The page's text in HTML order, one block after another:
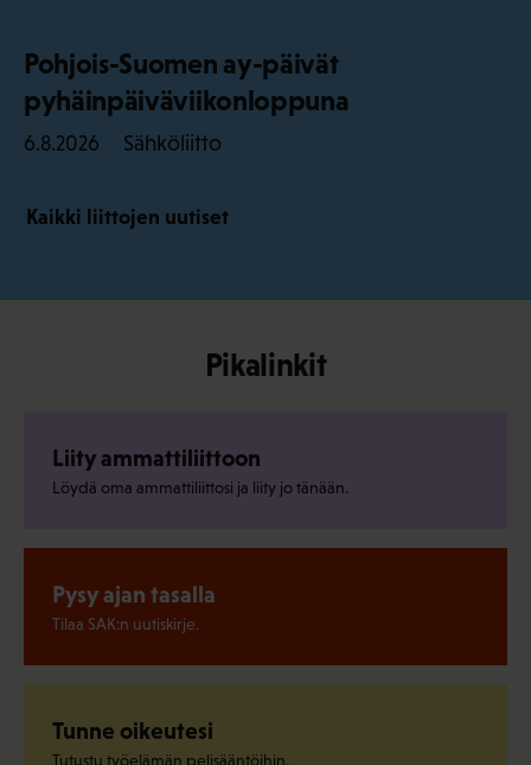
Pohjois-Suomen ay-päivät
pyhäinpäiväviikonloppuna
6.8.2026 Sähköliitto
Kaikki liittojen uutiset
Pikalinkit
Liity ammattiliittoon
Löydä oma ammattiliittosi ja liity jo tänään.
Pysy ajan tasalla
Tilaa SAK:n uutiskirje.
Tunne oikeutesi
Tutustu työelämän pelisääntöihin.